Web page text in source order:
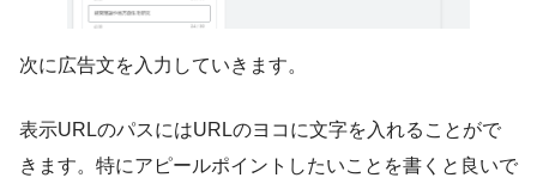
次に広告文を入力していきます。
表示URLのパスにはURLのヨコに文字を入れることがで
きます。特にアピールポイントしたいことを書くと良いで